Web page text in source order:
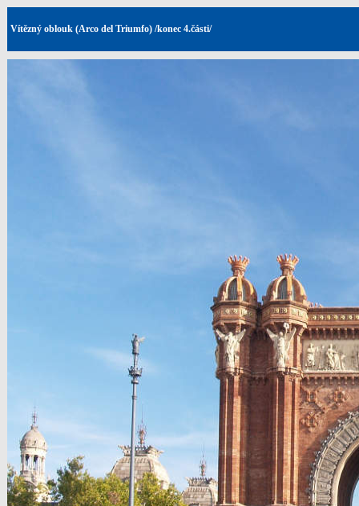
Vítězný oblouk (Arco del Triumfo) /konec 4.části/